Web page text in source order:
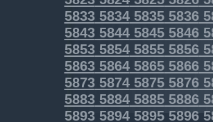
5833583458355836
5843584458455846
5853585458555856
5863586458655866
5873587458755876
5883588458855886
5893589458955896